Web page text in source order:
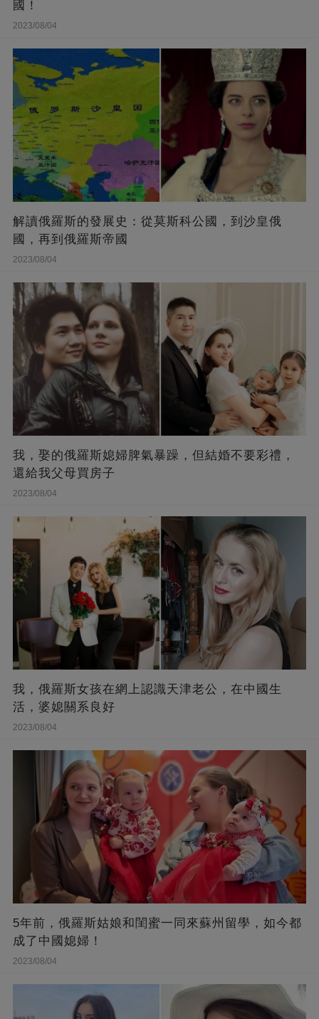
國！
2023/08/04
解讀俄羅斯的發展史：從莫斯科公國，到沙皇俄
國，再到俄羅斯帝國
2023/08/04
我，娶的俄羅斯媳婦脾氣暴躁，但結婚不要彩禮，
還給我父母買房子
2023/08/04
我，俄羅斯女孩在網上認識天津老公，在中國生
活，婆媳關系良好
2023/08/04
5年前，俄羅斯姑娘和閨蜜一同來蘇州留學，如今都
成了中國媳婦！
2023/08/04